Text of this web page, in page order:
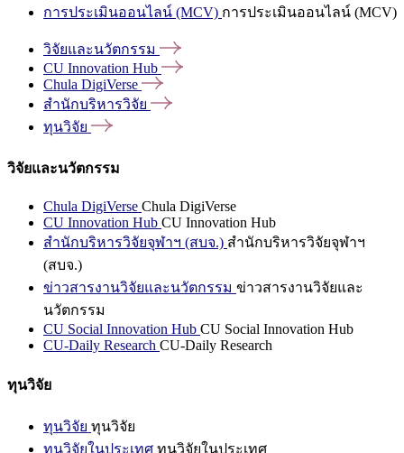
การประเมินออนไลน์ (MCV) การประเมินออนไลน์ (MCV)
วิจัยและนวัตกรรม
CU Innovation Hub
Chula DigiVerse
สำนักบริหารวิจัย
ทุนวิจัย
วิจัยและนวัตกรรม
Chula DigiVerse Chula DigiVerse
CU Innovation Hub CU Innovation Hub
สำนักบริหารวิจัยจุฬาฯ (สบจ.) สำนักบริหารวิจัยจุฬาฯ
(สบจ.)
ข่าวสารงานวิจัยและนวัตกรรม ข่าวสารงานวิจัยและ
นวัตกรรม
CU Social Innovation Hub CU Social Innovation Hub
CU-Daily Research CU-Daily Research
ทุนวิจัย
ทุนวิจัย ทุนวิจัย
ทุนวิจัยในประเทศ ทุนวิจัยในประเทศ